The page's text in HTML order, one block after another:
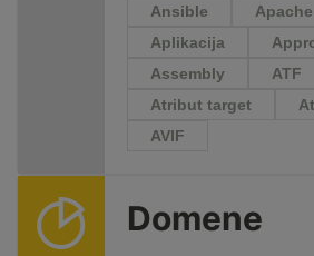
Ansible
Apache
Aplikacija
Assembly
ATF
Atribut target
AVIF
Domene